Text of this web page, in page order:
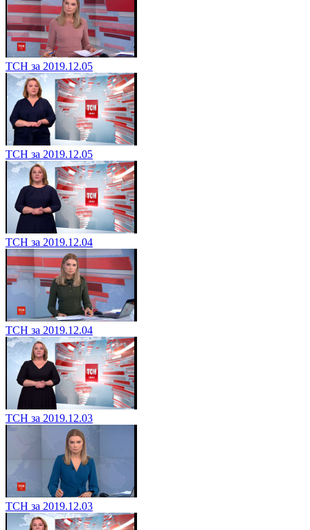
ТСН за 2019.12.05
ТСН за 2019.12.05
ТСН за 2019.12.04
ТСН за 2019.12.04
ТСН за 2019.12.03
ТСН за 2019.12.03